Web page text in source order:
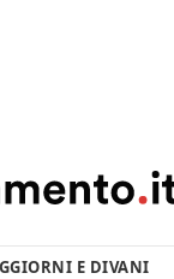
E DIVANI